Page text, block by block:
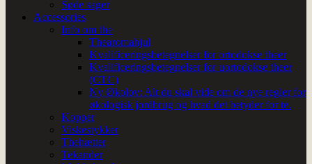
Søde sager
Accessories
Info om the
Thearomahjul
Kvalificeringsbetegnelser for ortodokse theer
Kvalificeringsbetegnelser for uortodokse theer
(CTC)
Ny Økolov: Alt du skal vide om de nye regler for
økologisk jordbrug og hvad det betyder for te.
Kopper
Viskestykker
Thehætter
Tekander